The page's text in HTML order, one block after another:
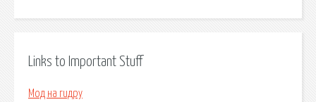
Links to Important Stuff
Мод на гидру